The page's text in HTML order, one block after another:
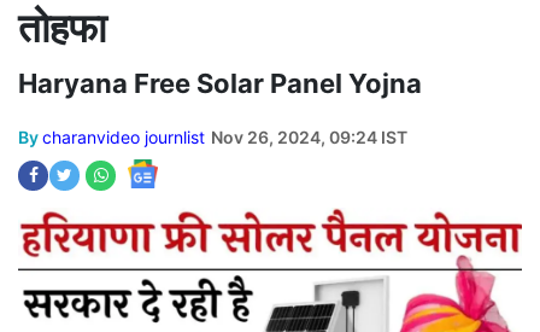
तोहफा
Haryana Free Solar Panel Yojna
Bycharanvideo journlist Nov 26, 2024, 09:24 IST